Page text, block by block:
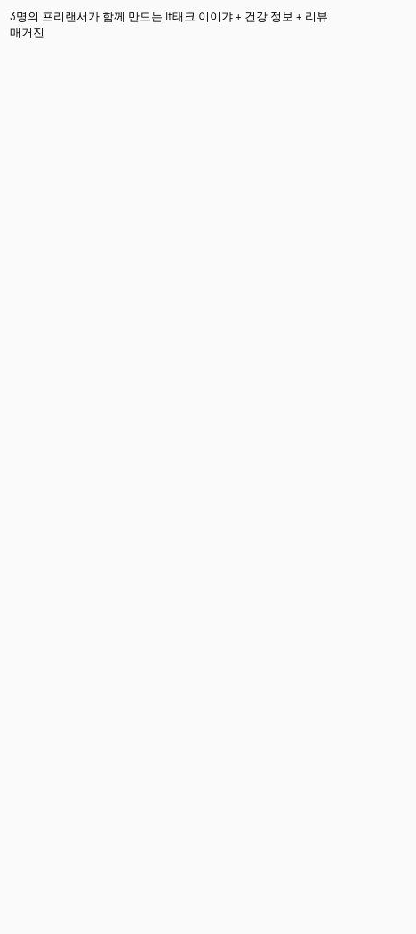
3명의 프리랜서가 함께 만드는 It태크 이이갸 + 건강 정보 + 리뷰
매거진